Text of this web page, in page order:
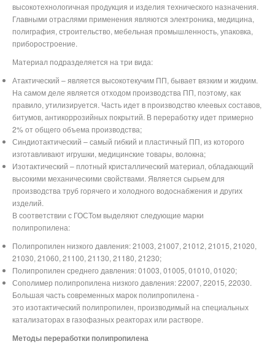
высокотехнологичная продукция и изделия технического назначения.
Главными отраслями применения являются электроника, медицина,
полиграфия, строительство, мебельная промышленность, упаковка,
приборостроение.
Материал подразделяется на три вида:
Атактический – является высокотекучим ПП, бывает вязким и жидким.
На самом деле является отходом производства ПП, поэтому, как
правило, утилизируется. Часть идет в производство клеевых составов,
битумов, антикоррозийных покрытий. В переработку идет примерно
2% от общего объема производства;
Синдиотактический – самый гибкий и пластичный ПП, из которого
изготавливают игрушки, медицинские товары, волокна;
Изотактический – плотный кристаллический материал, обладающий
высокими механическими свойствами. Является сырьем для
производства труб горячего и холодного водоснабжения и других
изделий.
В соответствии с ГОСТом выделяют следующие марки
полипропилена:
Полипропилен низкого давления: 21003, 21007, 21012, 21015, 21020,
21030, 21060, 21100, 21130, 21180, 21230;
Полипропилен среднего давления: 01003, 01005, 01010, 01020;
Сополимер полипропилена низкого давления: 22007, 22015, 22030.
Большая часть современных марок полипропилена -
это изотактический полипропилен, производимый на специальных
катализаторах в газофазных реакторах или растворе.
Методы переработки полипропилена